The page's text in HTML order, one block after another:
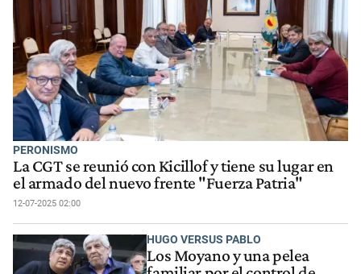
PERONISMO
La CGT se reunió con Kicillof y tiene su lugar en
el armado del nuevo frente "Fuerza Patria"
12-07-2025 02:00
HUGO VERSUS PABLO
Los Moyano y una pelea